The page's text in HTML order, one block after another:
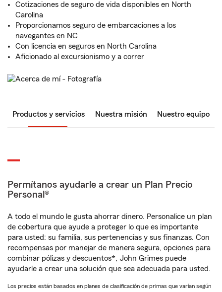
Cotizaciones de seguro de vida disponibles en North
Carolina
Proporcionamos seguro de embarcaciones a los
navegantes en NC
Con licencia en seguros en North Carolina
Aficionado al excursionismo y a correr
Productos y servicios Nuestra misión Nuestro equipo
Permítanos ayudarle a crear un Plan Precio
Personal®
A todo el mundo le gusta ahorrar dinero. Personalice un plan
de cobertura que ayude a proteger lo que es importante
para usted: su familia, sus pertenencias y sus finanzas. Con
recompensas por manejar de manera segura, opciones para
combinar pólizas y descuentos*, John Grimes puede
ayudarle a crear una solución que sea adecuada para usted.
Los precios están basados en planes de clasificación de primas que varían según